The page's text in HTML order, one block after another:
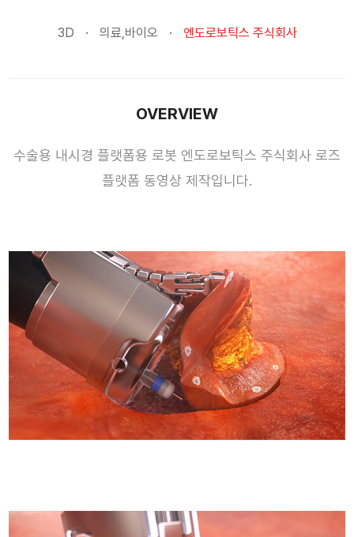
3D 의료,바이오 엔도로보틱스 주식회사
OVERVIEW
수술용 내시경 플랫폼용 로봇 엔도로보틱스 주식회사 로즈
플랫폼 동영상 제작입니다.